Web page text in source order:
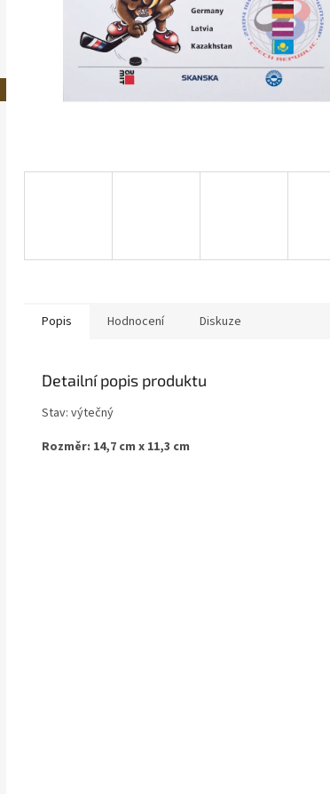
Popis Hodnocení Diskuze
Detailní popis produktu
Stav: výtečný
Rozměr: 14,7 cm x 11,3 cm